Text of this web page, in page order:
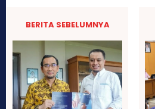
BERITA SEBELUMNYA